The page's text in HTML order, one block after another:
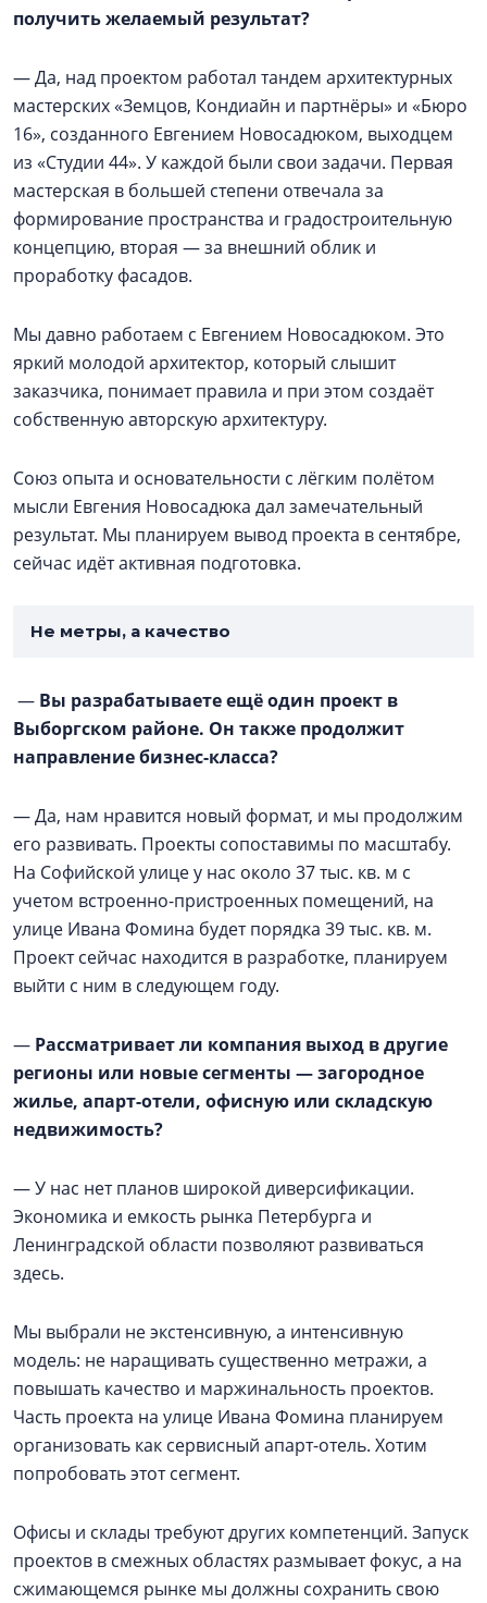
получить желаемый результат?
— Да, над проектом работал тандем архитектурных
мастерских «Земцов, Кондиайн и партнёры» и «Бюро
16», созданного Евгением Новосадюком, выходцем
из «Студии 44». У каждой были свои задачи. Первая
мастерская в большей степени отвечала за
формирование пространства и градостроительную
концепцию, вторая — за внешний облик и
проработку фасадов.
Мы давно работаем с Евгением Новосадюком. Это
яркий молодой архитектор, который слышит
заказчика, понимает правила и при этом создаёт
собственную авторскую архитектуру.
Союз опыта и основательности с лёгким полётом
мысли Евгения Новосадюка дал замечательный
результат. Мы планируем вывод проекта в сентябре,
сейчас идёт активная подготовка.
Не метры, а качество
— Вы разрабатываете ещё один проект в
Выборгском районе. Он также продолжит
направление бизнес-класса?
— Да, нам нравится новый формат, и мы продолжим
его развивать. Проекты сопоставимы по масштабу.
На Софийской улице у нас около 37 тыс. кв. м с
учетом встроенно-пристроенных помещений, на
улице Ивана Фомина будет порядка 39 тыс. кв. м.
Проект сейчас находится в разработке, планируем
выйти с ним в следующем году.
— Рассматривает ли компания выход в другие
регионы или новые сегменты — загородное
жилье, апарт-отели, офисную или складскую
недвижимость?
— У нас нет планов широкой диверсификации.
Экономика и емкость рынка Петербурга и
Ленинградской области позволяют развиваться
здесь.
Мы выбрали не экстенсивную, а интенсивную
модель: не наращивать существенно метражи, а
повышать качество и маржинальность проектов.
Часть проекта на улице Ивана Фомина планируем
организовать как сервисный апарт-отель. Хотим
попробовать этот сегмент.
Офисы и склады требуют других компетенций. Запуск
проектов в смежных областях размывает фокус, а на
сжимающемся рынке мы должны сохранить свою